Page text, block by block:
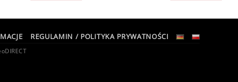
REGULAMIN / POLITYKA PRYWATNOŚCI